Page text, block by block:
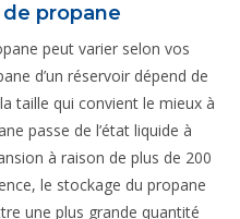
propane
peut varier selon vos
d’un réservoir dépend de
la taille qui convient le mieux à
passe de l’état liquide à
à raison de plus de 200
le stockage du propane
une plus grande quantité